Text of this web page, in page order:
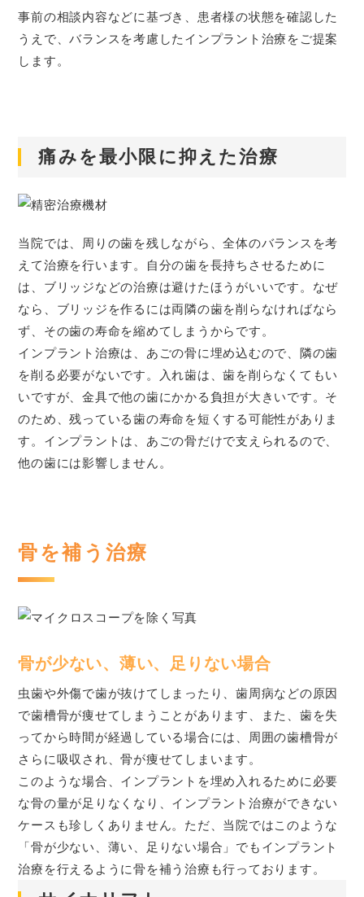
事前の相談内容などに基づき、患者様の状態を確認した
うえで、バランスを考慮したインプラント治療をご提案
します。
痛みを最小限に抑えた治療
当院では、周りの歯を残しながら、全体のバランスを考
えて治療を行います。自分の歯を長持ちさせるために
は、ブリッジなどの治療は避けたほうがいいです。なぜ
なら、ブリッジを作るには両隣の歯を削らなければなら
ず、その歯の寿命を縮めてしまうからです。
インプラント治療は、あごの骨に埋め込むので、隣の歯
を削る必要がないです。入れ歯は、歯を削らなくてもい
いですが、金具で他の歯にかかる負担が大きいです。そ
のため、残っている歯の寿命を短くする可能性がありま
す。インプラントは、あごの骨だけで支えられるので、
他の歯には影響しません。
骨を補う治療
骨が少ない、薄い、足りない場合
虫歯や外傷で歯が抜けてしまったり、歯周病などの原因
で歯槽骨が痩せてしまうことがあります、また、歯を失
ってから時間が経過している場合には、周囲の歯槽骨が
さらに吸収され、骨が痩せてしまいます。
このような場合、インプラントを埋め入れるために必要
な骨の量が足りなくなり、インプラント治療ができない
ケースも珍しくありません。ただ、当院ではこのような
「骨が少ない、薄い、足りない場合」でもインプラント
治療を行えるように骨を補う治療も行っております。